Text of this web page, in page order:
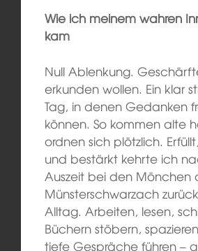
Wie ich meinem wahren
kam
Null Ablenkung.
erkunden wollen. Ein klar
Tag, in denen Gedanken
können. So kommen alte
ordnen sich plötzlich.
und bestärkt kehrte ich
Auszeit bei den Mönchen
Münsterschwarzach
Alltag. Arbeiten, lesen,
Büchern stöbern,
tiefe Gespräche führen –